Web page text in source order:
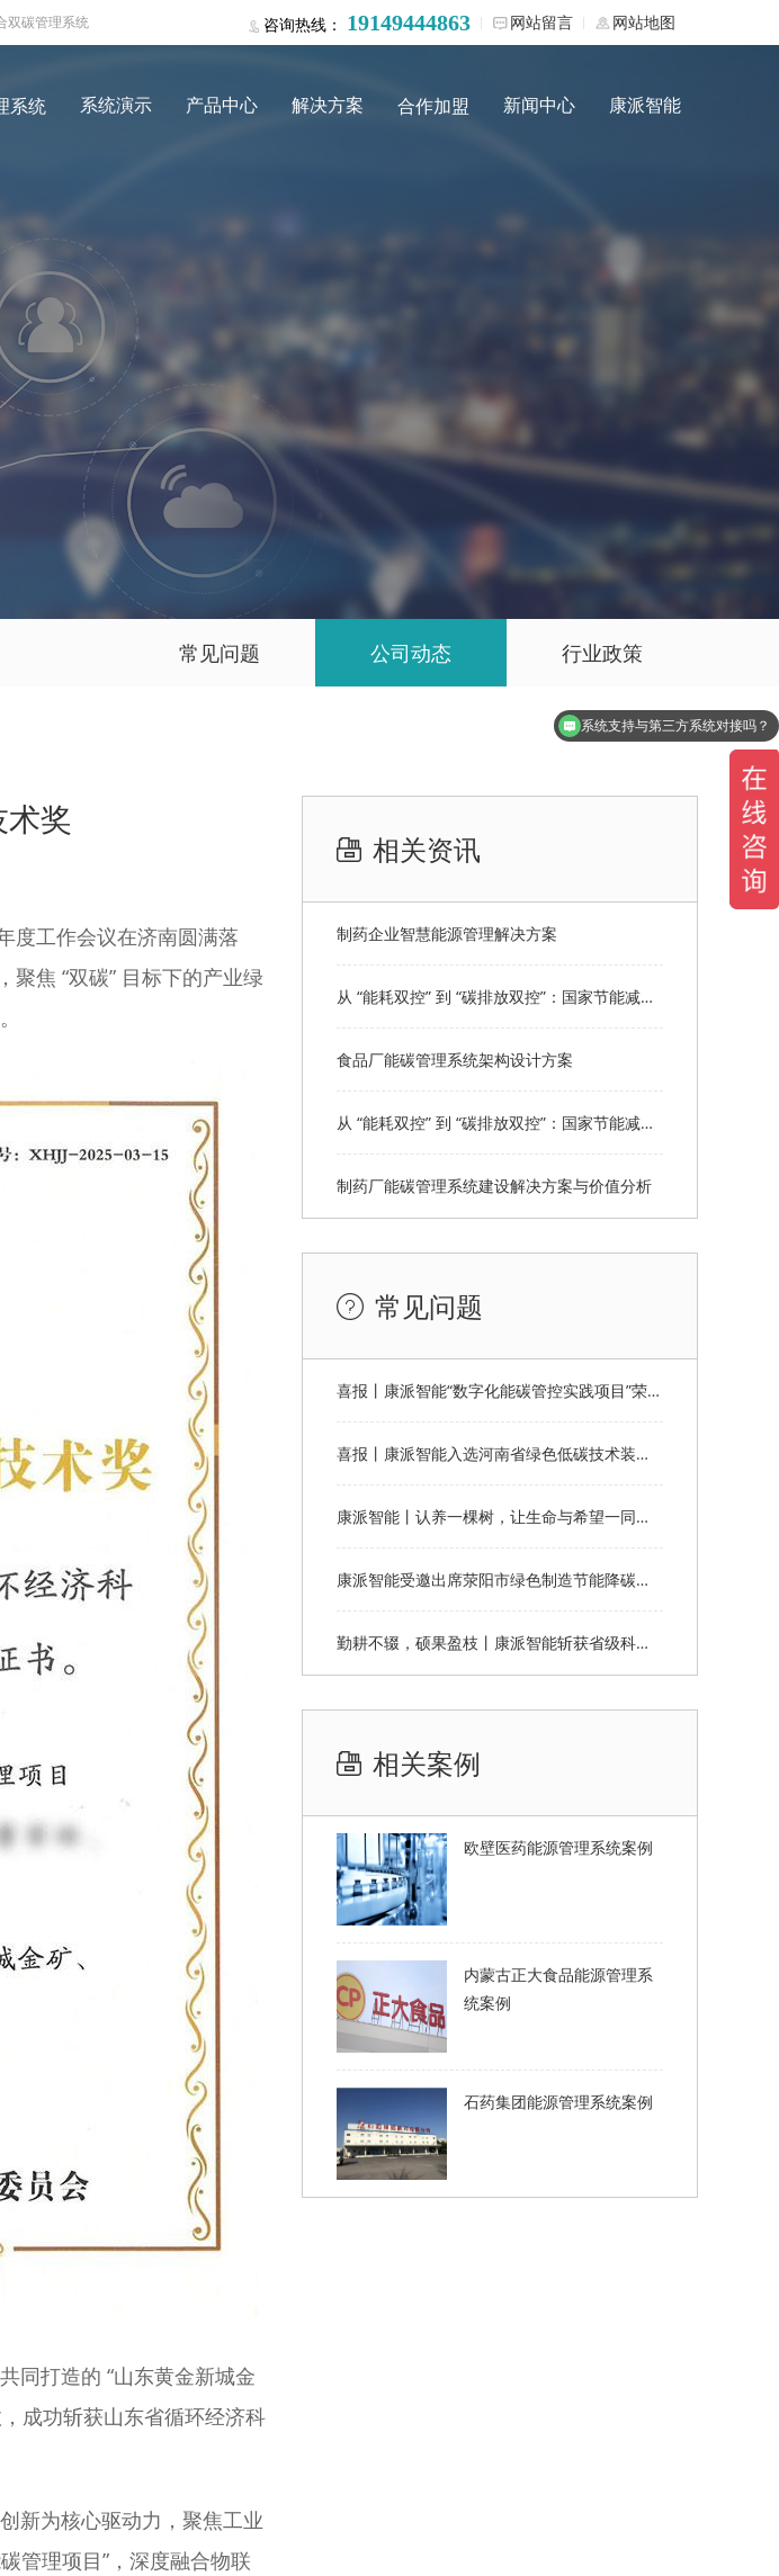
双碳管理系统 咨询热线： 19149444863 网站留言 网站地图
系统 系统演示 产品中心 解决方案 合作加盟 新闻中心 康派智能
常见问题 公司动态 行业政策
奖
工作会议在济南圆满落
焦 “双碳” 目标下的产业绿
打造的 “山东黄金新城金
成功斩获山东省循环经济科
新为核心驱动力，聚焦工业
管理项目”，深度融合物联
相关资讯
制药企业智慧能源管理解决方案
从 “能耗双控” 到 “碳排放双控”：国家节能减排顶层设计全解读
食品厂能碳管理系统架构设计方案
从 “能耗双控” 到 “碳排放双控”：国家节能减排顶层设计全解读
制药厂能碳管理系统建设解决方案与价值分析
常见问题
喜报丨康派智能“数字化能碳管控实践项目”荣获第十一届“创客中国”郑州市分赛企业组优秀奖
喜报丨康派智能入选河南省绿色低碳技术装备应用典型案例
康派智能丨认养一棵树，让生命与希望一同生长
康派智能受邀出席荥阳市绿色制造节能降碳工作说明会并作主题分享
勤耕不辍，硕果盈枝丨康派智能斩获省级科学技术奖
相关案例
欧壁医药能源管理系统案例
内蒙古正大食品能源管理系
统案例
石药集团能源管理系统案例
系统支持与第三方系统对接吗？